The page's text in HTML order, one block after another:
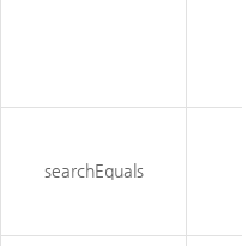
searchEquals